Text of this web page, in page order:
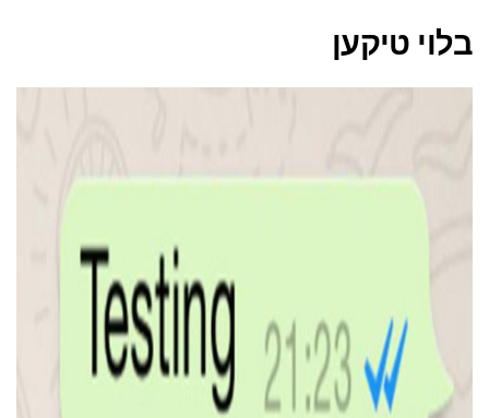
בלוי טיקען
ad